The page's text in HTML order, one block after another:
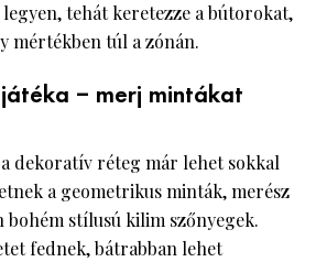
tehát keretezze a bútorokat,
mértékben túl a zónán.
– merj mintákat
dekoratív réteg már lehet sokkal
a geometrikus minták, merész
bohém stílusú kilim szőnyegek.
fednek, bátrabban lehet